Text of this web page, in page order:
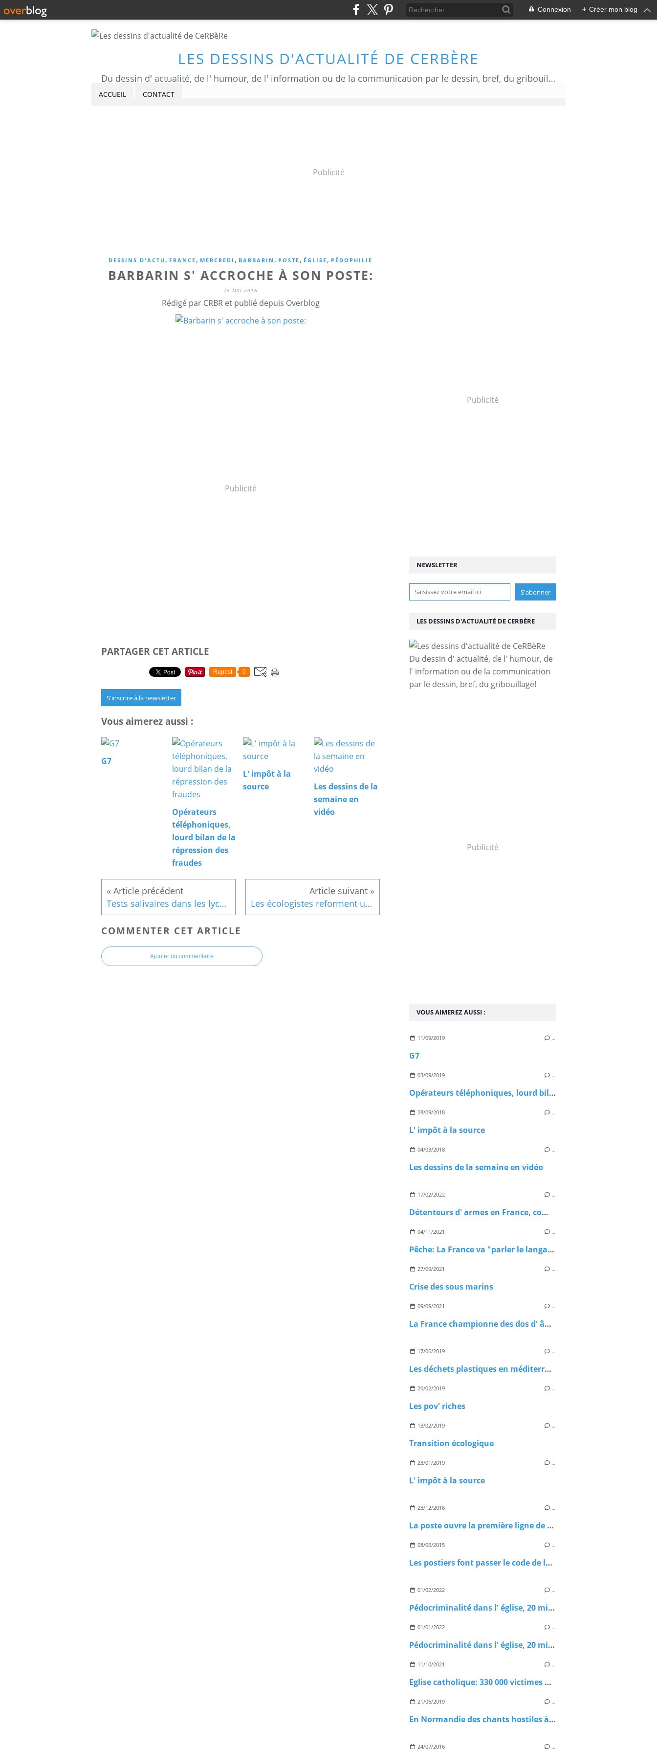
Connexion + Créer mon blog
LES DESSINS D'ACTUALITÉ DE CERBÈRE
Du dessin d' actualité, de l' humour, de l' information ou de la communication par le dessin, bref, du gribouillage!
ACCUEIL CONTACT
Publicité
DESSINS D'ACTU , FRANCE , MERCREDI , BARBARIN , POSTE , ÉGLISE , PÉDOPHILIE
BARBARIN S' ACCROCHE À SON POSTE:
25 MAI 2016
Rédigé par CRBR et publié depuis Overblog
Publicité
PARTAGER CET ARTICLE
Repost 0
S'inscrire à la newsletter
Vous aimerez aussi :
G7
Opérateurs
téléphoniques,
lourd bilan de la
répression des
fraudes
L' impôt à la
source
Les dessins de la
semaine en
vidéo
Tests salivaires dans les lycées? Les écologistes reforment un groupe?
COMMENTER CET ARTICLE
Ajouter un commentaire
Publicité
NEWSLETTER
LES DESSINS D'ACTUALITÉ DE CERBÈRE
Du dessin d' actualité, de l' humour, de
l' information ou de la communication
par le dessin, bref, du gribouillage!
Publicité
VOUS AIMEREZ AUSSI :
11/09/2019 …
G7
03/09/2019 …
Opérateurs téléphoniques, lourd bilan de la répression des fraudes
28/09/2018 …
L' impôt à la source
04/03/2018 …
Les dessins de la semaine en vidéo
17/02/2022 …
Détenteurs d' armes en France, comment déclarer votre arme à feu?
04/11/2021 …
Pêche: La France va "parler le langage de la force" avec le Royaume-Uni
27/09/2021 …
Crise des sous marins
09/09/2021 …
La France championne des dos d' ânes
17/06/2019 …
Les déchets plastiques en méditerranée sont français
20/02/2019 …
Les pov' riches
13/02/2019 …
Transition écologique
23/01/2019 …
L' impôt à la source
23/12/2016 …
La poste ouvre la première ligne de livraison commerciale pour drône:
08/06/2015 …
Les postiers font passer le code de la route:
01/02/2022 …
Pédocriminalité dans l' église, 20 millions d' euros déjà réunis
01/01/2022 …
Pédocriminalité dans l' église, 20 millions d' euros déjà réunis
11/10/2021 …
Eglise catholique: 330 000 victimes d' abus sexuels
21/06/2019 …
En Normandie des chants hostiles à Macron dans une église
24/07/2016 …